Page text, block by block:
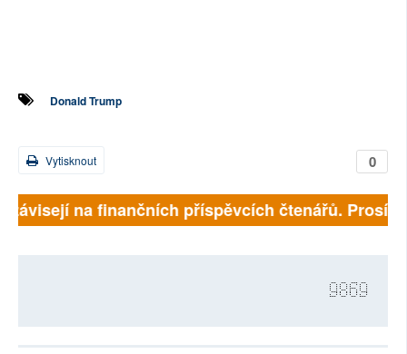
Donald Trump
0
Vytisknout
na finančních příspěvcích čtenářů.
9869